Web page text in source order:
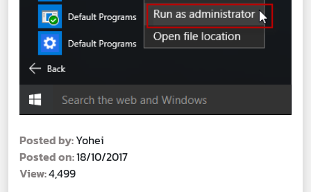
Posted by:Yohei
Posted on:18/10/2017
View:4,499